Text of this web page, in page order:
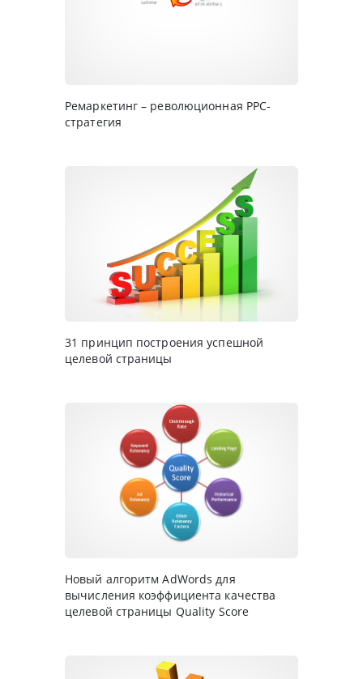
Ремаркетинг – революционная PPC-
стратегия
31 принцип построения успешной
целевой страницы
Новый алгоритм AdWords для
вычисления коэффициента качества
целевой страницы Quality Score